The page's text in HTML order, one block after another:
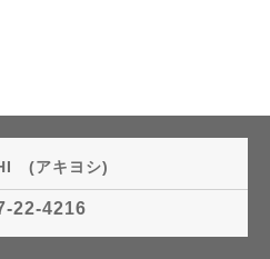
(アキヨシ)
22-4216